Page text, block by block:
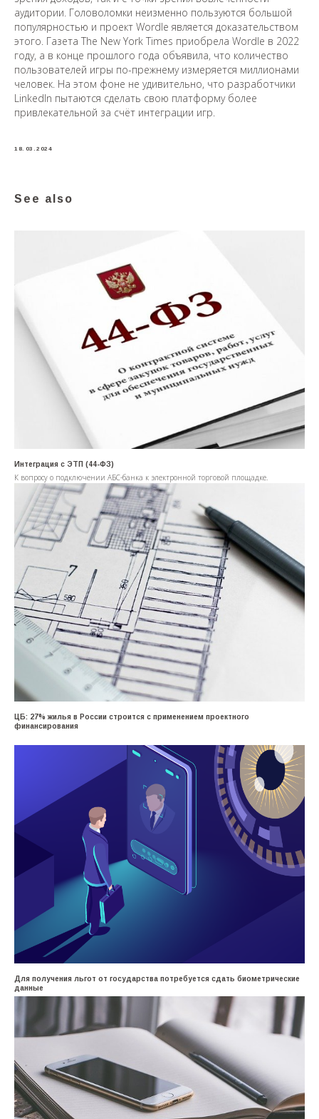
аудитории. Головоломки неизменно пользуются большой
популярностью и проект Wordle является доказательством
этого. Газета The New York Times приобрела Wordle в 2022
году, а в конце прошлого года объявила, что количество
пользователей игры по-прежнему измеряется миллионами
человек. На этом фоне не удивительно, что разработчики
LinkedIn пытаются сделать свою платформу более
привлекательной за счёт интеграции игр.
18.03.2024
See also
Интеграция с ЭТП (44-ФЗ)
К вопросу о подключении АБС-банка к электронной торговой площадке.
ЦБ: 27% жилья в России строится с применением проектного
финансирования
Для получения льгот от государства потребуется сдать биометрические
данные